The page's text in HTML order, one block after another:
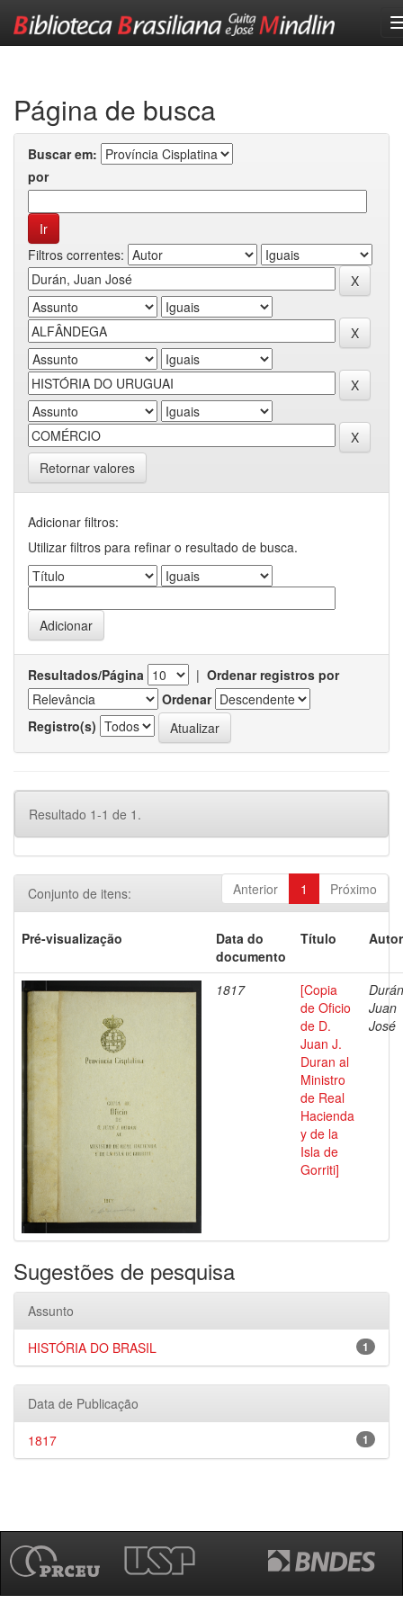
Página de busca
Buscar em:
por
Filtros correntes:
Retornar valores
Adicionar filtros:
Utilizar filtros para refinar o resultado de busca.
Resultados/Página | Ordenar registros por
Ordenar
Registro(s)
Resultado 1-1 de 1.
Anterior 1 Próximo
Conjunto de itens:
Pré-visualização
Data do
documento
Título
1817
[Copia
de Oficio
de D.
Juan J.
Duran al
Ministro
de Real
Hacienda
y de la
Isla de
Gorriti]
Juan
José
Sugestões de pesquisa
Assunto
1
HISTÓRIA DO BRASIL
Data de Publicação
1
1817